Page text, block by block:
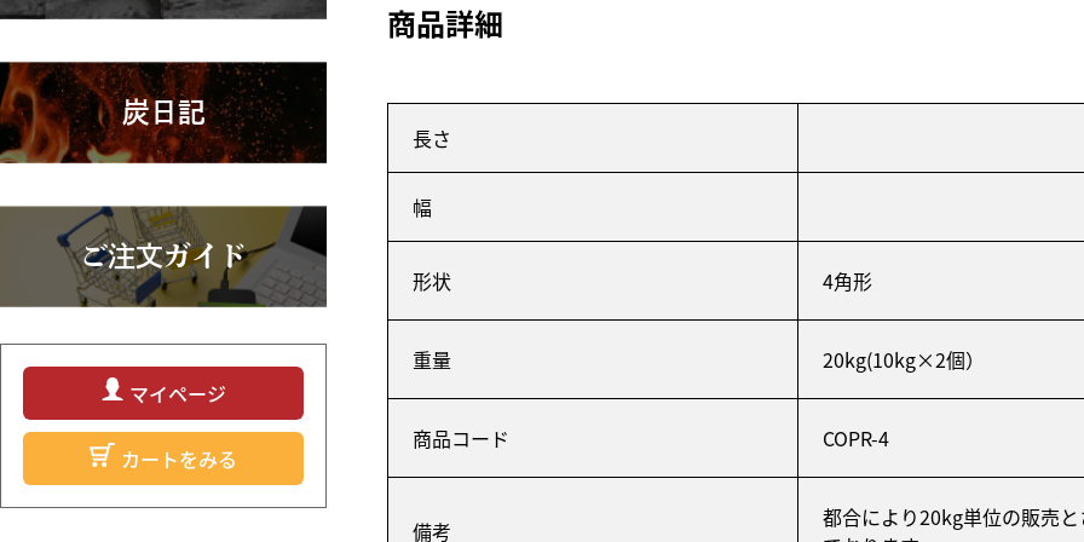
炭日記
ご注文ガイド
マイページ
カートをみる
商品詳細
長さ
幅
形状 4角形
重量 20kg(10kg×2個）
商品コード COPR-4
備考
都合により20kg単位の販売